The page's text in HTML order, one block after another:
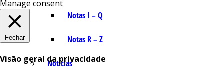
Notas I – Q
Notas R – Z
Notícias
Manage consent
Fechar
Visão geral da privacidade